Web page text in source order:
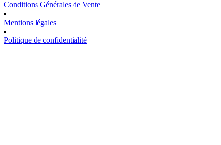
Conditions Générales de Vente
Mentions légales
Politique de confidentialité